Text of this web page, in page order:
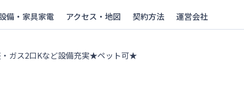
備・家具家電 アクセス・地図 契約方法 運営会社
ガス2口Kなど設備充実★ペット可★